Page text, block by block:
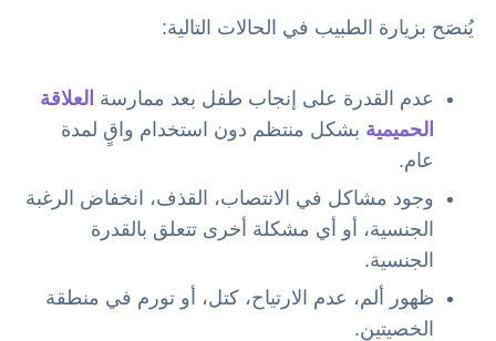
يُنصَح بزيارة الطبيب في الحالات التالية:
عدم القدرة على إنجاب طفل بعد ممارسة العلاقة
الحميمية بشكل منتظم دون استخدام واقٍ لمدة
عام.
وجود مشاكل في الانتصاب، القذف، انخفاض الرغبة
الجنسية، أو أي مشكلة أخرى تتعلق بالقدرة
الجنسية.
ظهور ألم، عدم الارتياح، كتل، أو تورم في منطقة
الخصيتين.